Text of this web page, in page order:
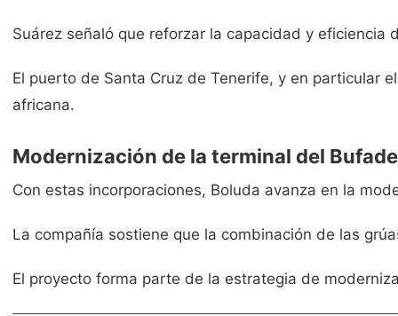
Suárez señaló que reforzar la capacidad y
El puerto de Santa Cruz de Tenerife, y en particular
africana.
Modernización de la terminal del
Con estas incorporaciones, Boluda avanza en la
La compañía sostiene que la combinación de las
El proyecto forma parte de la estrategia de